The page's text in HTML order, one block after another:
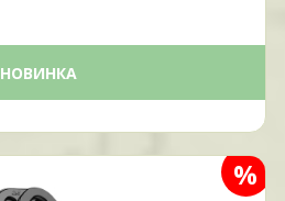
НОВИНКА
%